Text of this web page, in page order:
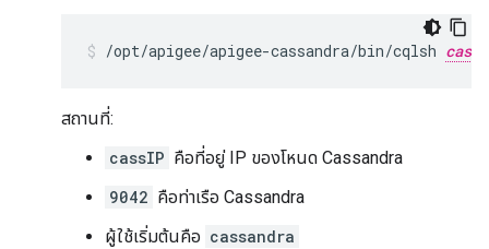
/opt/apigee/apigee-cassandra/bin/cqlsh
สถานที่:
cassIP คือที่อยู่ IP ของโหนด Cassandra
9042 คือท่าเรือ Cassandra
ผู้ใช้เริ่มต้นคือ cassandra